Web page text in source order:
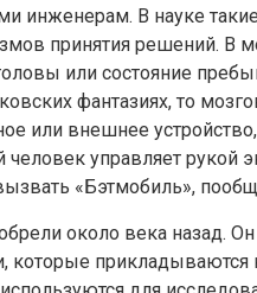
инженерам. В науке
принятия решений. В
или состояние
фантазиях, то
или внешнее
управляет рукой
«Бэтмобиль»,
около века назад.
прикладываются